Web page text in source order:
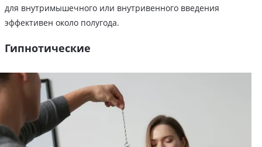
для внутримышечного или внутривенного введения
эффективен около полугода.
Гипнотические